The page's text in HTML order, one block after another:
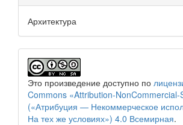
Архитектура
Это произведение доступно по
Commons «Attribution-NonCommercial-
(«Атрибуция — Некоммерческое
На тех же условиях») 4.0 Всемирная.